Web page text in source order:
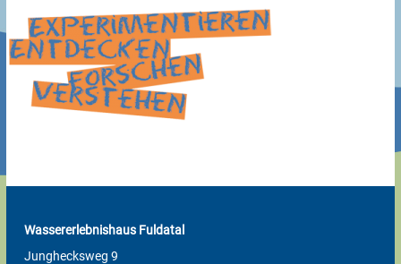
Wassererlebnishaus Fuldatal
Junghecksweg 9